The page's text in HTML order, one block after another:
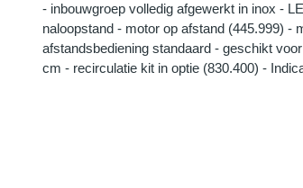
- inbouwgroep volledig afgewerkt in inox -
naloopstand - motor op afstand (445.999) -
afstandsbediening standaard - geschikt
cm - recirculatie kit in optie (830.400) -